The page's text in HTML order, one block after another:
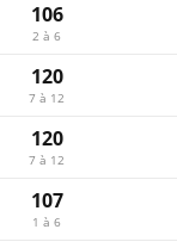
106
2 à 6
120
7 à 12
120
7 à 12
107
1 à 6